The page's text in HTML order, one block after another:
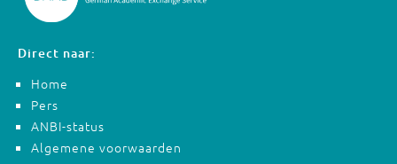
Direct naar:
Home
Pers
ANBI-status
Algemene voorwaarden